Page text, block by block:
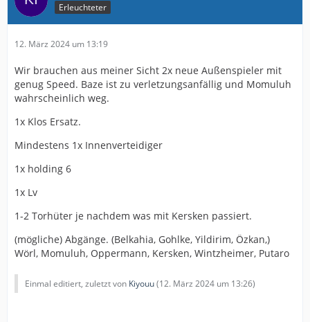
Erleuchteter
12. März 2024 um 13:19
Wir brauchen aus meiner Sicht 2x neue Außenspieler mit
genug Speed. Baze ist zu verletzungsanfällig und Momuluh
wahrscheinlich weg.
1x Klos Ersatz.
Mindestens 1x Innenverteidiger
1x holding 6
1x Lv
1-2 Torhüter je nachdem was mit Kersken passiert.
(mögliche) Abgänge. (Belkahia, Gohlke, Yildirim, Özkan,)
Wörl, Momuluh, Oppermann, Kersken, Wintzheimer, Putaro
Einmal editiert, zuletzt von Kiyouu(12. März 2024 um 13:26)